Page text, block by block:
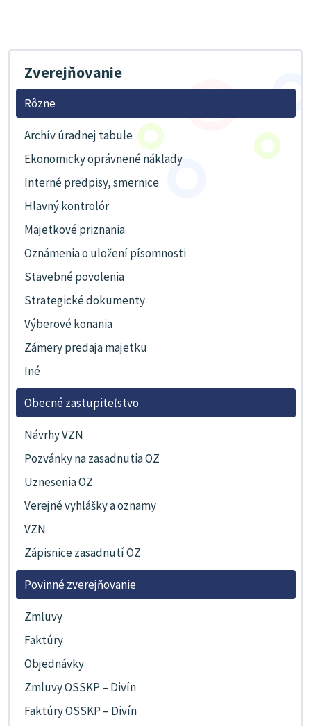
Zverejňovanie
Rôzne
Archív úradnej tabule
Ekonomicky oprávnené náklady
Interné predpisy, smernice
Hlavný kontrolór
Majetkové priznania
Oznámenia o uložení písomnosti
Stavebné povolenia
Strategické dokumenty
Výberové konania
Zámery predaja majetku
Iné
Obecné zastupiteľstvo
Návrhy VZN
Pozvánky na zasadnutia OZ
Uznesenia OZ
Verejné vyhlášky a oznamy
VZN
Zápisnice zasadnutí OZ
Povinné zverejňovanie
Zmluvy
Faktúry
Objednávky
Zmluvy OSSKP – Divín
Faktúry OSSKP – Divín